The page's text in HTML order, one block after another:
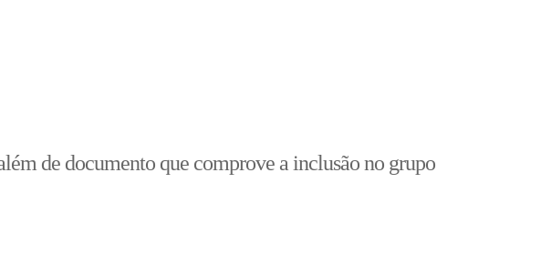
de documento que comprove a inclusão no grupo